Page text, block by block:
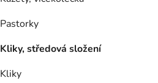
Pastorky
Kliky, středová složení
Kliky